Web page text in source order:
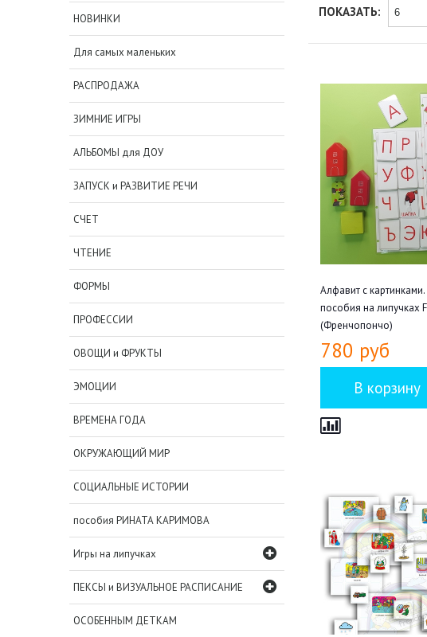
ПОКАЗАТЬ:
Алфавит с
пособия на липучках
(Френчопончо)
780 руб
НОВИНКИ
Для самых маленьких
РАСПРОДАЖА
ЗИМНИЕ ИГРЫ
АЛЬБОМЫ для ДОУ
ЗАПУСК и РАЗВИТИЕ РЕЧИ
СЧЕТ
ЧТЕНИЕ
ФОРМЫ
ПРОФЕССИИ
ОВОЩИ и ФРУКТЫ
ЭМОЦИИ
ВРЕМЕНА ГОДА
ОКРУЖАЮЩИЙ МИР
СОЦИАЛЬНЫЕ ИСТОРИИ
пособия РИНАТА КАРИМОВА
Игры на липучках
ПЕКСЫ и ВИЗУАЛЬНОЕ РАСПИСАНИЕ
ОСОБЕННЫМ ДЕТКАМ